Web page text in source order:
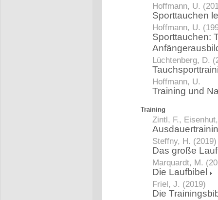
Hoffmann, U.
Sporttauchen
Hoffmann, U.
Sporttauchen:
Lüchtenberg, D.
Hoffmann, U.
Training und
Training
Zintl, F.,
Steffny, H. (2019)
Das große
Marquardt, M.
Die Laufbibel
Friel, J. (2019)
Die